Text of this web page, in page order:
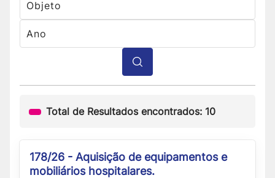
Total de Resultados encontrados: 10
178/26 - Aquisição de equipamentos e
mobiliários hospitalares.